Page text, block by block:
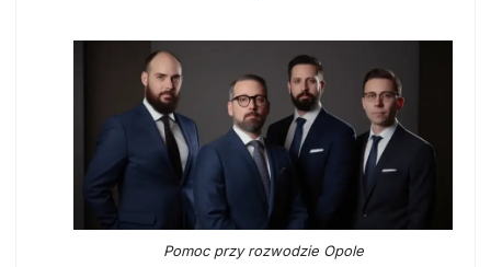
Pomoc przy rozwodzie Opole